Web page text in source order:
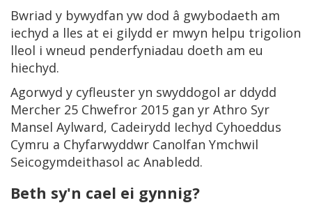
Bwriad y bywydfan yw dod â gwybodaeth am
iechyd a lles at ei gilydd er mwyn helpu trigolion
lleol i wneud penderfyniadau doeth am eu
hiechyd.
Agorwyd y cyfleuster yn swyddogol ar ddydd
Mercher 25 Chwefror 2015 gan yr Athro Syr
Mansel Aylward, Cadeirydd Iechyd Cyhoeddus
Cymru a Chyfarwyddwr Canolfan Ymchwil
Seicogymdeithasol ac Anabledd.
Beth sy'n cael ei gynnig?